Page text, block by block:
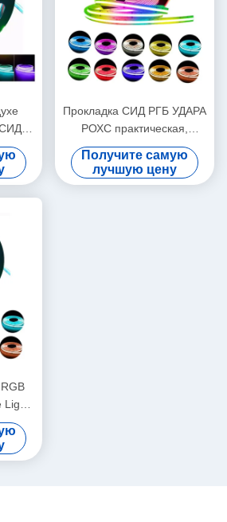
СИД
Прокладка СИД РГБ УДАРА
РОХС практическая,
Мултисцена покрасила
прокладки света СИД
Получите самую
лучшую цену
Light